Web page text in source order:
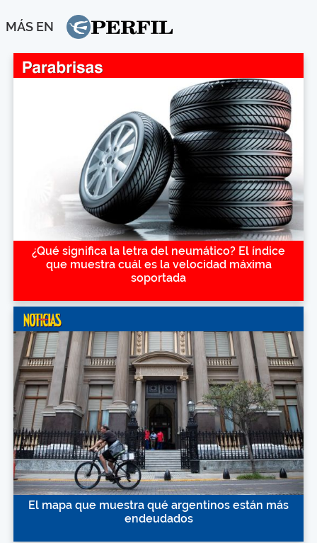
MÁS EN
¿Qué significa la letra del neumático? El índice
que muestra cuál es la velocidad máxima
soportada
El mapa que muestra qué argentinos están más
endeudados